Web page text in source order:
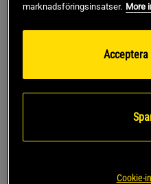
marknadsföringsinsatser. More
Cookie-